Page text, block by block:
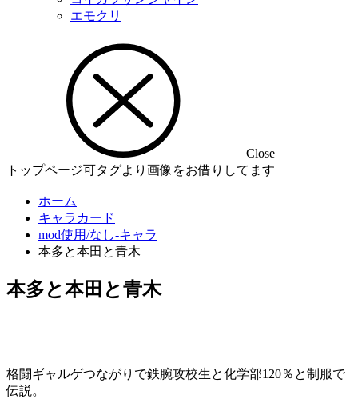
エモクリ
Close
トップページ可タグより画像をお借りしてます
ホーム
キャラカード
mod使用/なし-キャラ
本多と本田と青木
本多と本田と青木
格闘ギャルゲつながりで鉄腕攻校生と化学部120％と制服で
伝説。